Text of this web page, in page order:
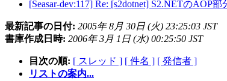
[Seasar-dev:117] Re: [s2dotnet] S2.NETのAOP
最新記事の日付: 2005年 8月 30日 (火) 23:25:03 JST
書庫作成日時: 2006年 3月 1日 (水) 00:25:50 JST
目次の順: [ スレッド ] [ 件名 ] [ 発信者 ]
リストの案内...